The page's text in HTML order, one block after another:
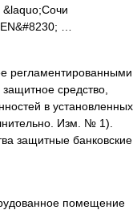
&laquo;Сочи
…
средство,
в установленных
Изм. № 1).
защитные банковские
помещение